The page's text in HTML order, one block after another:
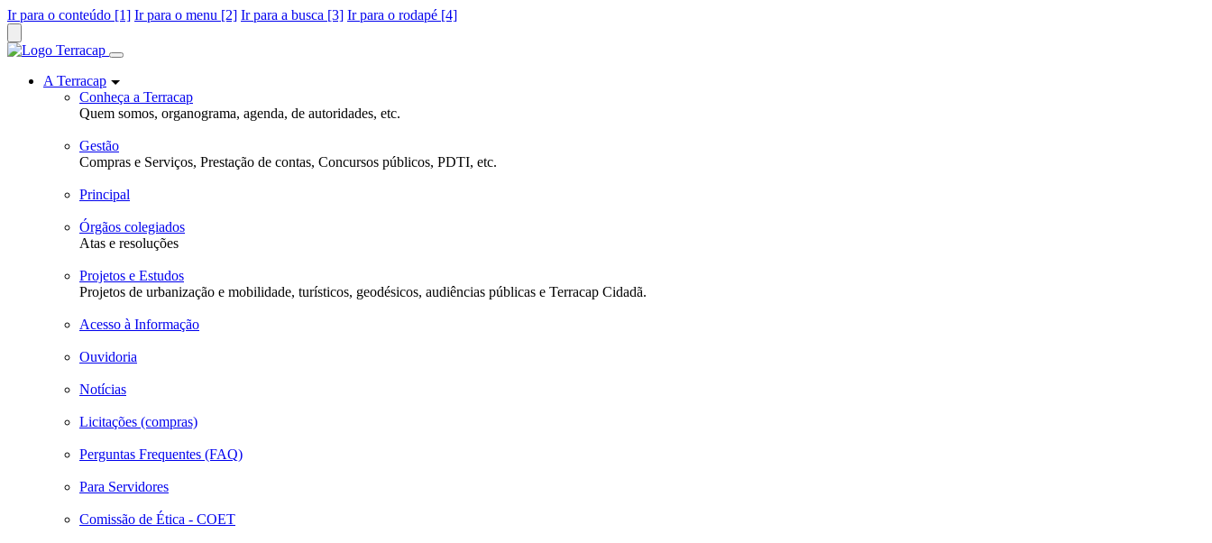
Ir para o conteúdo [1] Ir para o menu [2] Ir para a busca [3] Ir para o rodapé [4]
A Terracap
Conheça a Terracap
Quem somos, organograma, agenda, de autoridades, etc.
Gestão
Compras e Serviços, Prestação de contas, Concursos públicos, PDTI, etc.
Principal
Órgãos colegiados
Atas e resoluções
Projetos e Estudos
Projetos de urbanização e mobilidade, turísticos, geodésicos, audiências públicas e Terracap Cidadã.
Acesso à Informação
Ouvidoria
Notícias
Licitações (compras)
Perguntas Frequentes (FAQ)
Para Servidores
Comissão de Ética - COET